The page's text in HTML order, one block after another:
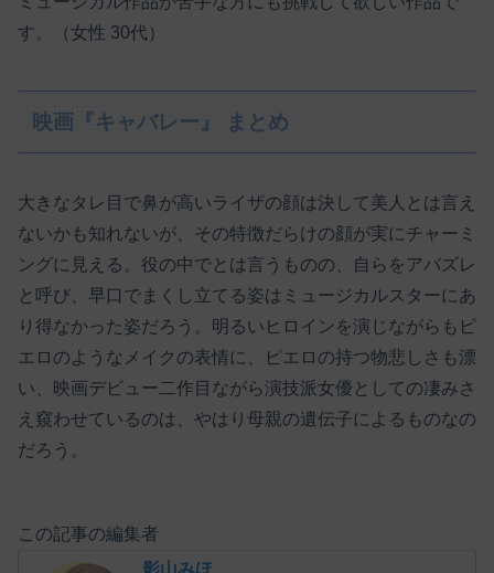
す。（女性 30代）
映画『キャバレー』 まとめ
大きなタレ目で鼻が高いライザの顔は決して美人とは言え
ないかも知れないが、その特徴だらけの顔が実にチャーミ
ングに見える。役の中でとは言うものの、自らをアバズレ
と呼び、早口でまくし立てる姿はミュージカルスターにあ
り得なかった姿だろう。明るいヒロインを演じながらもピ
エロのようなメイクの表情に、ピエロの持つ物悲しさも漂
い、映画デビュー二作目ながら演技派女優としての凄みさ
え窺わせているのは、やはり母親の遺伝子によるものなの
だろう。
この記事の編集者
影山みほ